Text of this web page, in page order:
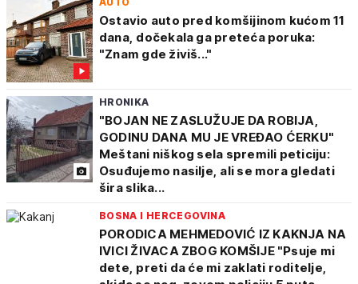
Ostavio auto pred komšijinom kućom 11
dana, dočekala ga preteća poruka:
"Znam gde živiš..."
HRONIKA
"BOJAN NE ZASLUŽUJE DA ROBIJA,
GODINU DANA MU JE VREĐAO ĆERKU"
Meštani niškog sela spremili peticiju:
Osuđujemo nasilje, ali se mora gledati
šira slika...
BOSNA I HERCEGOVINA
PORODICA MEHMEDOVIĆ IZ KAKNJA NA
IVICI ŽIVACA ZBOG KOMŠIJE "Psuje mi
dete, preti da će mi zaklati roditelje,